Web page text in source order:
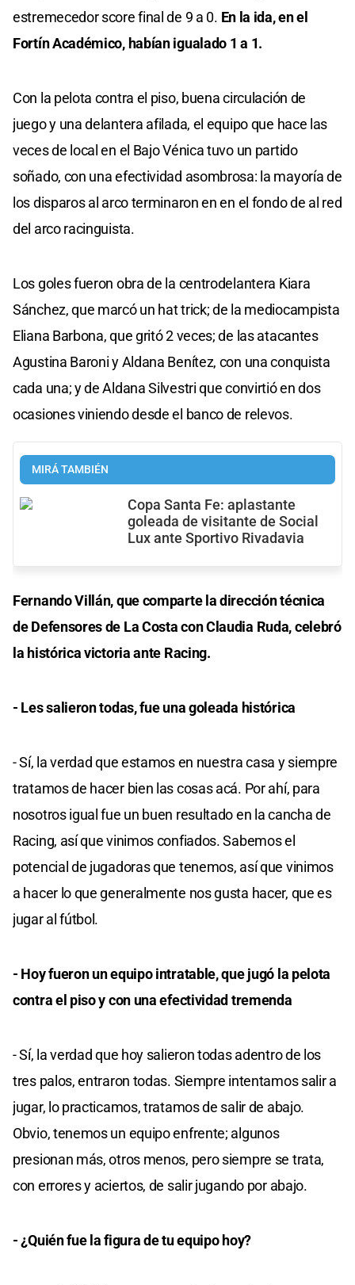
estremecedor score final de 9 a 0. En la ida, en el
Fortín Académico, habían igualado 1 a 1.
Con la pelota contra el piso, buena circulación de
juego y una delantera afilada, el equipo que hace las
veces de local en el Bajo Vénica tuvo un partido
soñado, con una efectividad asombrosa: la mayoría de
los disparos al arco terminaron en en el fondo de al red
del arco racinguista.
Los goles fueron obra de la centrodelantera Kiara
Sánchez, que marcó un hat trick; de la mediocampista
Eliana Barbona, que gritó 2 veces; de las atacantes
Agustina Baroni y Aldana Benítez, con una conquista
cada una; y de Aldana Silvestri que convirtió en dos
ocasiones viniendo desde el banco de relevos.
MIRÁ TAMBIÉN
Copa Santa Fe: aplastante
goleada de visitante de Social
Lux ante Sportivo Rivadavia
Fernando Villán, que comparte la dirección técnica
de Defensores de La Costa con Claudia Ruda, celebró
la histórica victoria ante Racing.
- Les salieron todas, fue una goleada histórica
- Sí, la verdad que estamos en nuestra casa y siempre
tratamos de hacer bien las cosas acá. Por ahí, para
nosotros igual fue un buen resultado en la cancha de
Racing, así que vinimos confiados. Sabemos el
potencial de jugadoras que tenemos, así que vinimos
a hacer lo que generalmente nos gusta hacer, que es
jugar al fútbol.
- Hoy fueron un equipo intratable, que jugó la pelota
contra el piso y con una efectividad tremenda
- Sí, la verdad que hoy salieron todas adentro de los
tres palos, entraron todas. Siempre intentamos salir a
jugar, lo practicamos, tratamos de salir de abajo.
Obvio, tenemos un equipo enfrente; algunos
presionan más, otros menos, pero siempre se trata,
con errores y aciertos, de salir jugando por abajo.
- ¿Quién fue la figura de tu equipo hoy?